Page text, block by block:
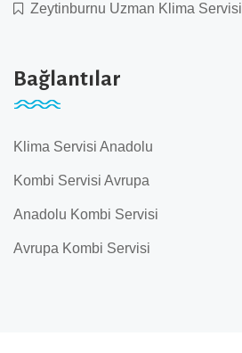
Zeytinburnu Uzman Klima Servisi
Bağlantılar
Klima Servisi Anadolu
Kombi Servisi Avrupa
Anadolu Kombi Servisi
Avrupa Kombi Servisi